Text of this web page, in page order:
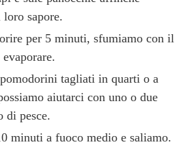
sapore.
per 5 minuti, sfumiamo con il
tagliati in quarti o a
aiutarci con uno o due
di pesce.
minuti a fuoco medio e saliamo.